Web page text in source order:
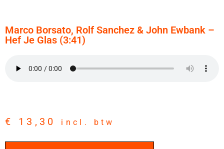
Marco Borsato, Rolf Sanchez & John Ewbank –
Hef Je Glas (3:41)
€ 13,30 incl. btw